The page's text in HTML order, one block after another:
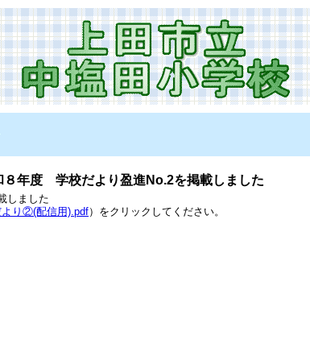
８年度 学校だより盈進No.2を掲載しました
しました
より②(配信用).pdf）をクリックしてください。